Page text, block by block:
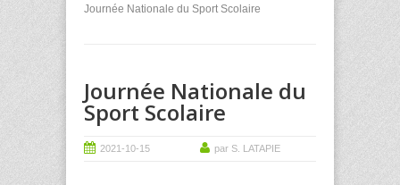
Journée Nationale du Sport Scolaire
Journée Nationale du
Sport Scolaire
2021-10-15 par S. LATAPIE